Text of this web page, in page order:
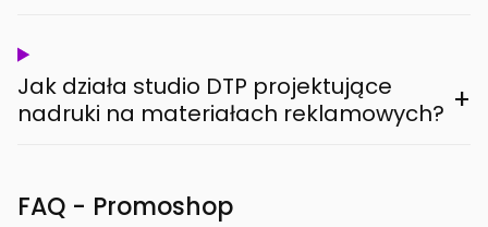
Jak działa studio DTP projektujące
nadruki na materiałach reklamowych? +
FAQ - Promoshop